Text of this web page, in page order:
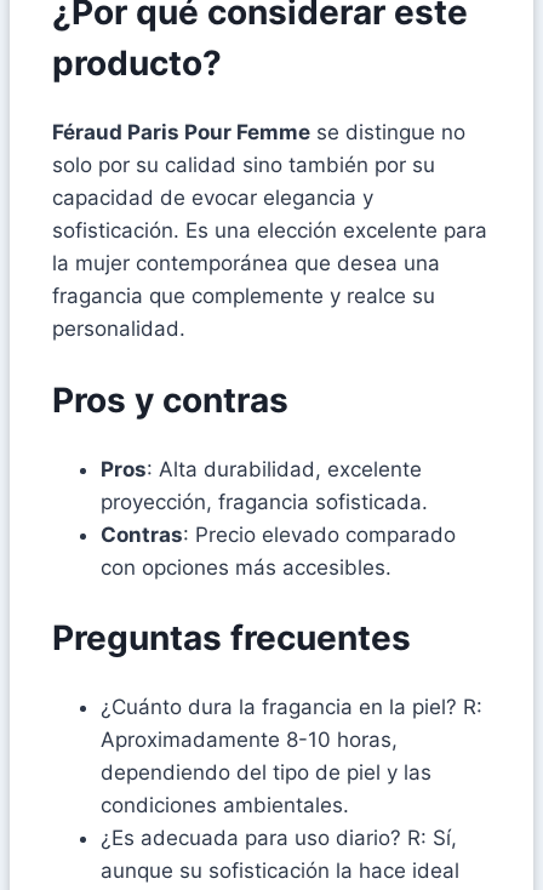
¿Por qué considerar este
producto?
Féraud Paris Pour Femme se distingue no
solo por su calidad sino también por su
capacidad de evocar elegancia y
sofisticación. Es una elección excelente para
la mujer contemporánea que desea una
fragancia que complemente y realce su
personalidad.
Pros y contras
Pros: Alta durabilidad, excelente
proyección, fragancia sofisticada.
Contras: Precio elevado comparado
con opciones más accesibles.
Preguntas frecuentes
¿Cuánto dura la fragancia en la piel? R:
Aproximadamente 8-10 horas,
dependiendo del tipo de piel y las
condiciones ambientales.
¿Es adecuada para uso diario? R: Sí,
aunque su sofisticación la hace ideal